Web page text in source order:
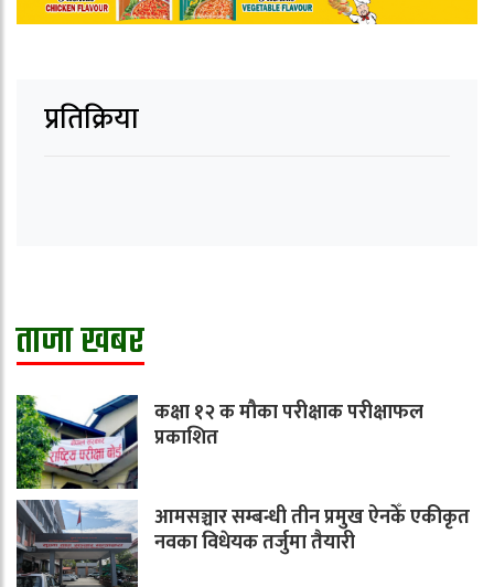
प्रतिक्रिया
ताजा खबर
कक्षा १२ क मौका परीक्षाक परीक्षाफल
प्रकाशित
आमसञ्चार सम्बन्धी तीन प्रमुख ऐनकेँ एकीकृत
नवका विधेयक तर्जुमा तैयारी